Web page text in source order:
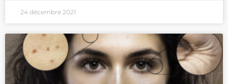
24 décembre 2021